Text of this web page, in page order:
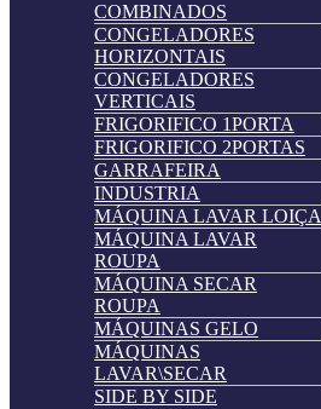
COMBINADOS
CONGELADORES
HORIZONTAIS
CONGELADORES
VERTICAIS
FRIGORIFICO 1PORTA
FRIGORIFICO 2PORTAS
GARRAFEIRA
INDUSTRIA
MÁQUINA LAVAR LOIÇA
MÁQUINA LAVAR
ROUPA
MÁQUINA SECAR
ROUPA
MÁQUINAS GELO
MÁQUINAS
LAVAR\SECAR
SIDE BY SIDE